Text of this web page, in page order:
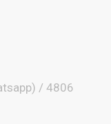
/ 4806